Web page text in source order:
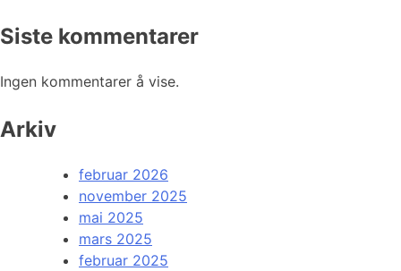
Siste kommentarer
Ingen kommentarer å vise.
Arkiv
februar 2026
november 2025
mai 2025
mars 2025
februar 2025